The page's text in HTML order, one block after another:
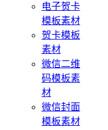
电子贺卡
模板素材
贺卡模板
素材
微信二维
码模板素
材
微信封面
模板素材